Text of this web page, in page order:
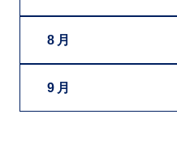
8月
9月